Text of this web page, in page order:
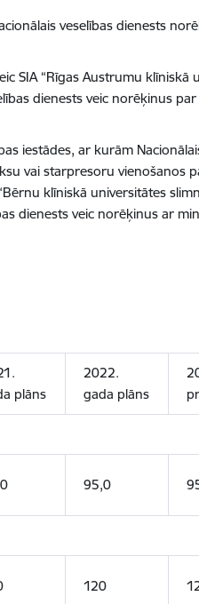
veselības dienests
“Rīgas Austrumu klīniskā
dienests veic norēķinus
iestādes, ar kurām
vai starpresoru vienošanos
klīniskā universitātes
dienests veic norēķinus ar
plāns
2022.
gada plāns
95,0
120